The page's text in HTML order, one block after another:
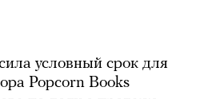
условный срок для
Popcorn Books